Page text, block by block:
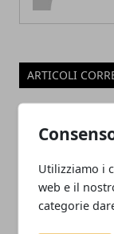
Utilizziamo i
web e il
categorie
ARTICOLI